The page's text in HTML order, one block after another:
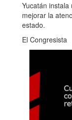
Yucatán
mejorar la
estado.
El Congresista